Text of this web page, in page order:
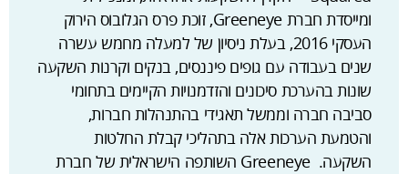
ומייסדת חברת Greeneye, זוכת פרס הגלובוס הירוק
העסקי 2016, בעלת ניסיון של למעלה מחמש עשרה
שנים בעבודה עם גופים פיננסים, בנקים וקרנות השקעה
שונות בהערכת סיכונים והזדמנויות הקיימים בתחומי
סביבה חברה וממשל תאגידי בהתנהלות חברות,
והטמעת הערכות אלה בתהליכי קבלת החלטות
השקעה. Greeneye השותפה הישראלית של חברת